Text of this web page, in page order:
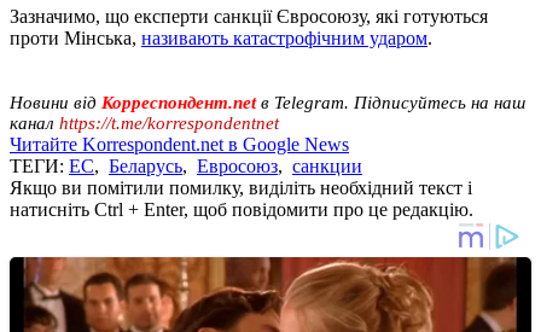
Зазначимо, що експерти санкції Євросоюзу, які готуються
проти Мінська, називають катастрофічним ударом.
Новини від Корреспондент.netв Telegram. Підписуйтесь на наш
канал https://t.me/korrespondentnet
Читайте Korrespondent.net в Google News
ТЕГИ: ЕС, Беларусь, Евросоюз, санкции
Якщо ви помітили помилку, виділіть необхідний текст і
натисніть Ctrl + Enter, щоб повідомити про це редакцію.